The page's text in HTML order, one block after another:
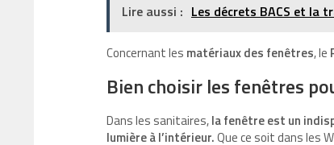
Lire aussi : Les décrets BACS et
Concernant les matériaux des fenêtres, le
Bien choisir les fenêtres
Dans les sanitaires,la fenêtre est un
lumière à l’intérieur.Que ce soit dans les